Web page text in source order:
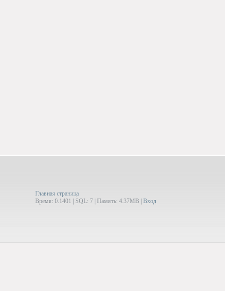
Главная страница
Время: 0.1401 | SQL: 7 | Память: 4.37MB Вход